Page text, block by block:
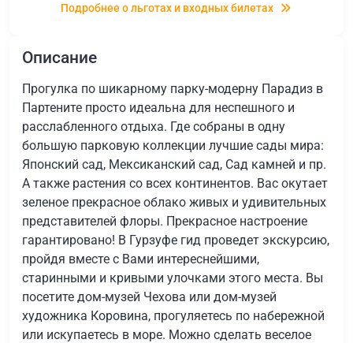
Подробнее о льготах и входных билетах
Описание
Прогулка по шикарному парку-модерну Парадиз в
Партените просто идеальна для неспешного и
расслабленного отдыха. Где собраны в одну
большую парковую коллекции лучшие сады мира:
Японский сад, Мексиканский сад, Сад камней и пр.
А также растения со всех континентов. Вас окутает
зеленое прекрасное облако живых и удивительных
представителей флоры. Прекрасное настроение
гарантировано! В Гурзуфе гид проведет экскурсию,
пройдя вместе с Вами интереснейшими,
старинными и кривыми улочками этого места. Вы
посетите дом-музей Чехова или дом-музей
художника Коровина, прогуляетесь по набережной
или искупаетесь в море. Можно сделать веселое